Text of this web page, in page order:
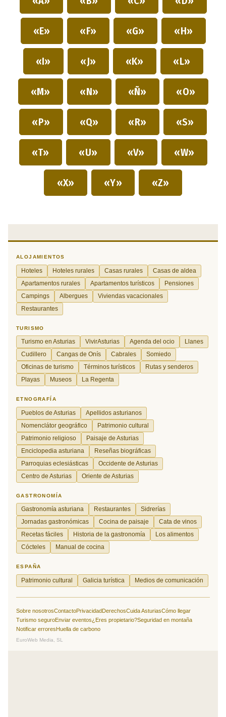
«E» «F» «G» «H»
«I» «J» «K» «L»
«M» «N» «Ñ» «O»
«P» «Q» «R» «S»
«T» «U» «V» «W»
«X» «Y» «Z»